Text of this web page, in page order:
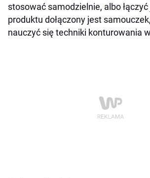
stosować samodzielnie, albo
produktu dołączony jest
nauczyć się techniki konturowania